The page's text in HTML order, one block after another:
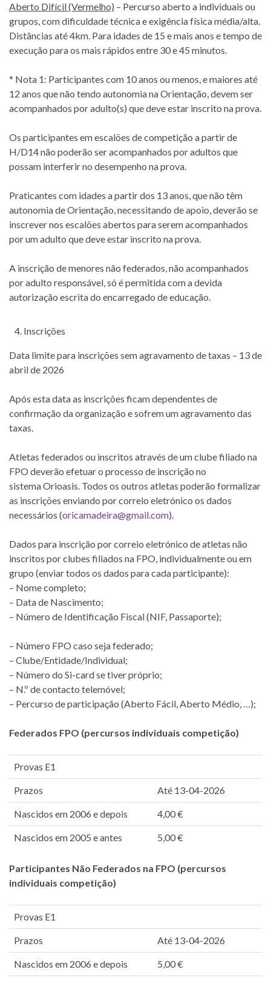
Aberto Difícil (Vermelho) – Percurso aberto a individuais ou
grupos, com dificuldade técnica e exigência física média/alta.
Distâncias até 4km. Para idades de 15 e mais anos e tempo de
execução para os mais rápidos entre 30 e 45 minutos.
* Nota 1: Participantes com 10 anos ou menos, e maiores até
12 anos que não tendo autonomia na Orientação, devem ser
acompanhados por adulto(s) que deve estar inscrito na prova.
Os participantes em escalões de competição a partir de
H/D14 não poderão ser acompanhados por adultos que
possam interferir no desempenho na prova.
Praticantes com idades a partir dos 13 anos, que não têm
autonomia de Orientação, necessitando de apoio, deverão se
inscrever nos escalões abertos para serem acompanhados
por um adulto que deve estar inscrito na prova.
A inscrição de menores não federados, não acompanhados
por adulto responsável, só é permitida com a devida
autorização escrita do encarregado de educação.
Inscrições
Data limite para inscrições sem agravamento de taxas – 13 de
abril de 2026
Após esta data as inscrições ficam dependentes de
confirmação da organização e sofrem um agravamento das
taxas.
Atletas federados ou inscritos através de um clube filiado na
FPO deverão efetuar o processo de inscrição no
sistema Orioasis. Todos os outros atletas poderão formalizar
as inscrições enviando por correio eletrónico os dados
necessários (oricamadeira@gmail.com).
Dados para inscrição por correio eletrónico de atletas não
inscritos por clubes filiados na FPO, individualmente ou em
grupo (enviar todos os dados para cada participante):
– Nome completo;
– Data de Nascimento;
– Número de Identificação Fiscal (NIF, Passaporte);
– Número FPO caso seja federado;
– Clube/Entidade/Individual;
– Número do Si-card se tiver próprio;
– N.º de contacto telemóvel;
– Percurso de participação (Aberto Fácil, Aberto Médio, …);
Federados FPO (percursos individuais competição)
Provas E1
Prazos Até 13-04-2026
Nascidos em 2006 e depois 4,00 €
Nascidos em 2005 e antes 5,00 €
Participantes Não Federados na FPO (percursos
individuais competição)
Provas E1
Prazos Até 13-04-2026
Nascidos em 2006 e depois 5,00 €